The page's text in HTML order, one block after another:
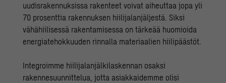
uudisrakennuksissa rakenteet voivat aiheuttaa jopa yli
70 prosenttia rakennuksen hiilijalanjäljestä. Siksi
vähähiilisessä rakentamisessa on tärkeää huomioida
energiatehokkuuden rinnalla materiaalien hiilipäästöt.
Integroimme hiilijalanjälkilaskennan osaksi
rakennesuunnittelua, jotta asiakkaidemme olisi